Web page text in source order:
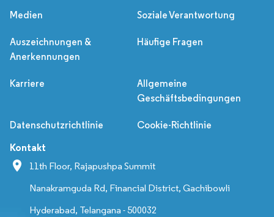
Medien Soziale Verantwortung
Auszeichnungen &
Anerkennungen
Häufige Fragen
Karriere
Allgemeine
Geschäftsbedingungen
Datenschutzrichtlinie Cookie-Richtlinie
Kontakt
11th Floor, Rajapushpa Summit
Nanakramguda Rd, Financial District, Gachibowli
Hyderabad, Telangana - 500032